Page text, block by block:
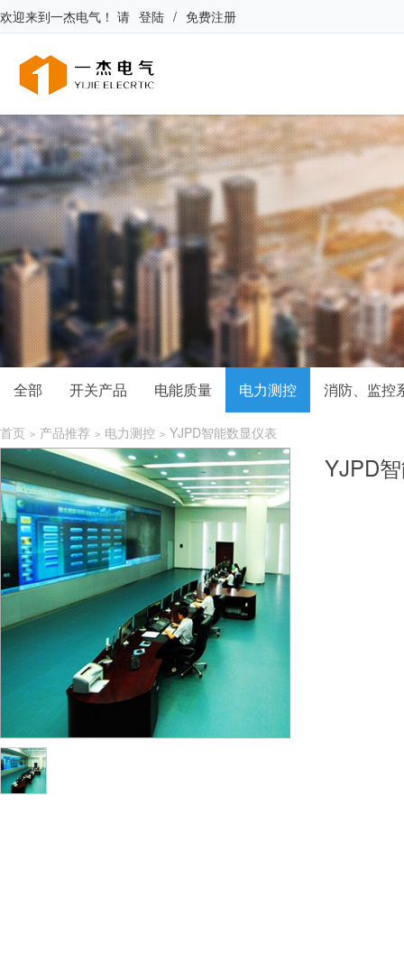
欢迎来到一杰电气 ！ 请 登陆 / 免费注册
全部 开关产品 电能质量 电力测控 消防、监控
首页 > 产品推荐 > 电力测控 > YJPD智能数显仪表
YJPD